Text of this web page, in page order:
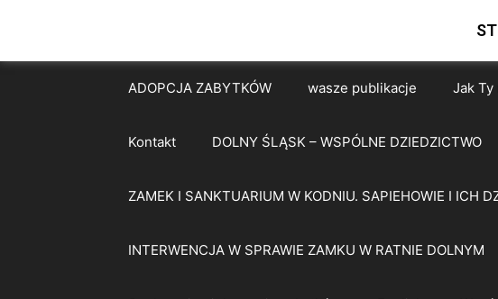
ADOPCJA ZABYTKÓW wasze publikacje Jak Ty
Kontakt DOLNY ŚLĄSK – WSPÓLNE DZIEDZICTWO
ZAMEK I SANKTUARIUM W KODNIU. SAPIEHOWIE I ICH
INTERWENCJA W SPRAWIE ZAMKU W RATNIE DOLNYM